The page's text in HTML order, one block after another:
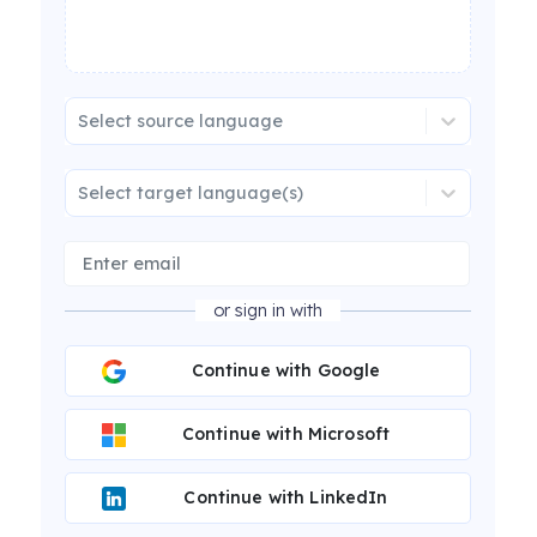
Select source language
Select target language(s)
or sign in with
Continue with Google
Continue with Microsoft
Continue with LinkedIn